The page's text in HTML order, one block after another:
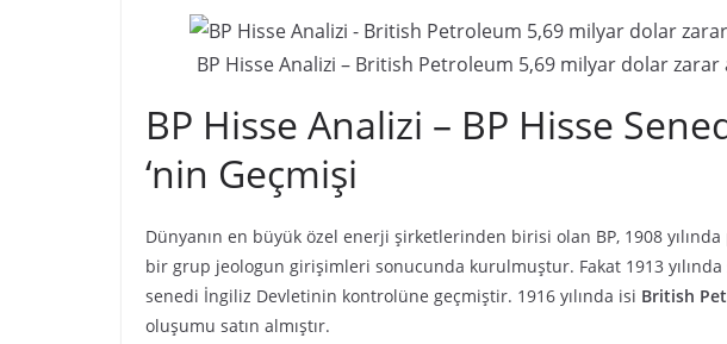
BP Hisse Analizi – British Petroleum 5,69 milyar dolar zarar
BP Hisse Analizi – BP Hisse
‘nin Geçmişi
Dünyanın en büyük özel enerji şirketlerinden birisi olan BP, 1908
bir grup jeologun girişimleri sonucunda kurulmuştur. Fakat 1913 yılında
senedi İngiliz Devletinin kontrolüne geçmiştir. 1916 yılında isi British
oluşumu satın almıştır.